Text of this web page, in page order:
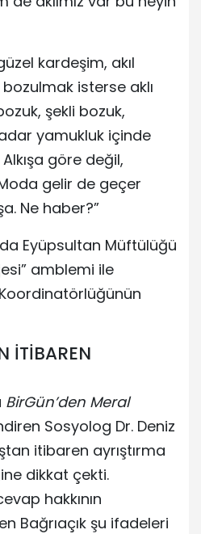
kardeşim, akıl
isterse aklı
şekli bozuk,
yamukluk içinde
göre değil,
gelir de geçer
Ne haber?”
Eyüpsultan Müftülüğü
amblemi ile
İTİBAREN
BirGün’den Meral
Sosyolog Dr. Deniz
itibaren ayrıştırma
dikkat çekti.
hakkının
Bağrıaçık şu ifadeleri